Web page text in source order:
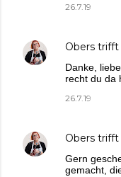
26.7.19
Obers trifft
Danke,
recht du da
26.7.19
Obers trifft
Gern
gemacht,